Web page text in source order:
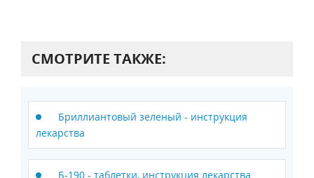
СМОТРИТЕ ТАКЖЕ:
Бриллиантовый зеленый - инструкция
лекарства
Б-190 - таблетки, инструкция лекарства